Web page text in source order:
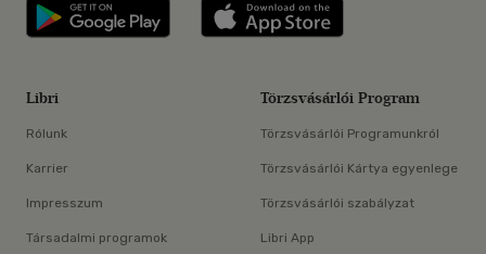
Libri applikáció Szerezd meg: Google
Libri
Rólunk
Karrier
Impresszum
Társadalmi programok
Törzsvásárlói Program
Törzsvásárlói Programunkról
Törzsvásárlói Kártya egyenlege
Törzsvásárlói szabályzat
Libri App